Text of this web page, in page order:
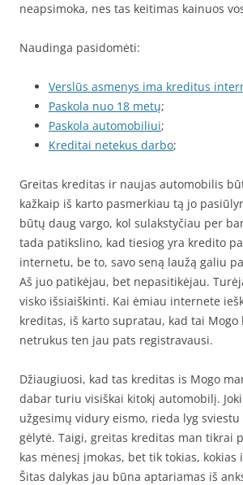
neapsimoka, nes tas keitimas kainuos
Naudinga pasidomėti:
Verslūs asmenys ima kreditus
Paskola nuo 18 metų;
Paskola automobiliui;
Kreditai netekus darbo;
Greitas kreditas ir naujas automobilis
kažkaip iš karto pasmerkiau tą jo
būtų daug vargo, kol sulakstyčiau per
tada patikslino, kad tiesiog yra kredito
internetu, be to, savo seną laužą galiu
Aš juo patikėjau, bet nepasitikėjau.
visko išsiaiškinti. Kai ėmiau internete
kreditas, iš karto supratau, kad tai Mogo
netrukus ten jau pats registravausi.
Džiaugiuosi, kad tas kreditas is Mogo
dabar turiu visiškai kitokį automobilį.
užgesimų vidury eismo, rieda lyg
gėlytė. Taigi, greitas kreditas man tikrai
kas mėnesį įmokas, bet tik tokias,
Šitas dalykas jau būna aptariamas iš